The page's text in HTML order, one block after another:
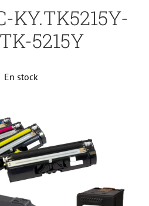
KY.TK5215Y-
5215Y
En stock